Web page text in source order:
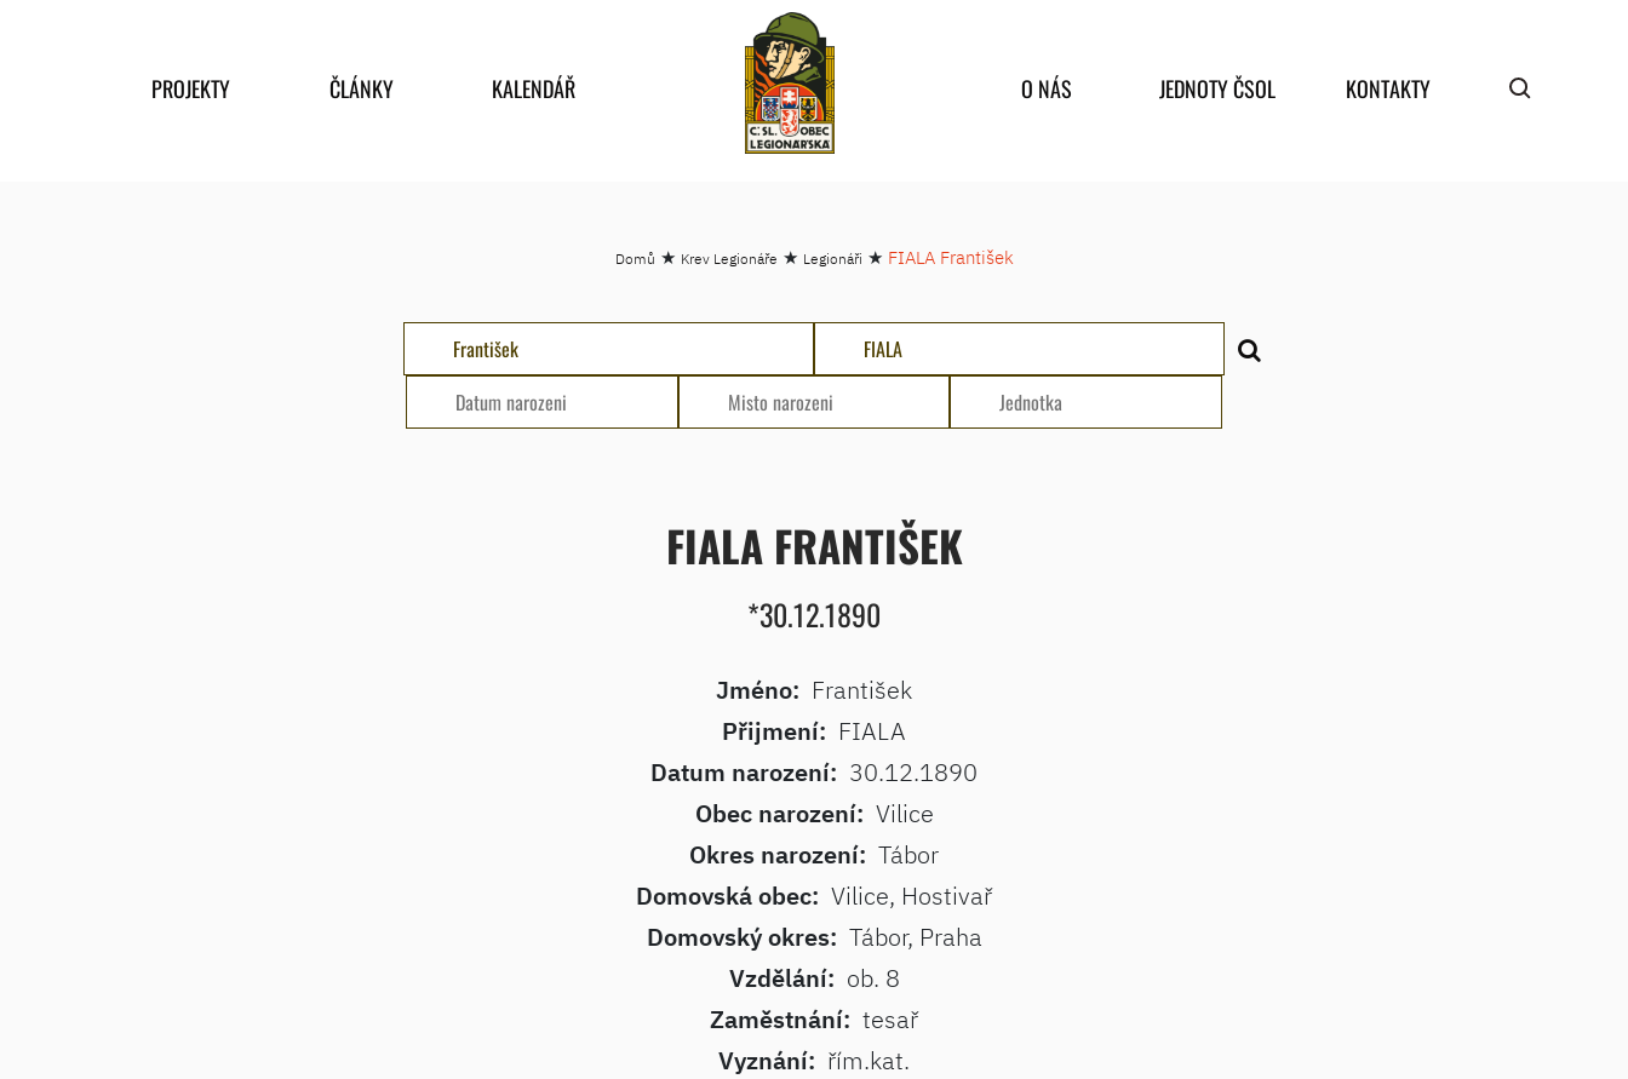
PROJEKTY ČLÁNKY KALENDÁŘ O NÁS JEDNOTY ČSOL KONTAKTY
Domů ★ Krev Legionáře ★ Legionáři ★ FIALA František
FIALA FRANTIŠEK
*30.12.1890
Jméno: František
Přijmení: FIALA
Datum narození: 30.12.1890
Obec narození: Vilice
Okres narození: Tábor
Domovská obec: Vilice, Hostivař
Domovský okres: Tábor, Praha
Vzdělání: ob. 8
Zaměstnání: tesař
Vyznání: řím.kat.